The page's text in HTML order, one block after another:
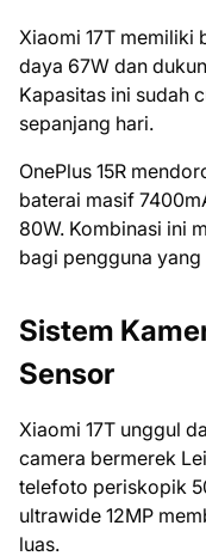
Xiaomi 17T memiliki
daya 67W dan
Kapasitas ini sudah
sepanjang hari.
OnePlus 15R
baterai masif
80W. Kombinasi ini
bagi pengguna
Sistem
Sensor
Xiaomi 17T unggul
camera bermerek
telefoto periskopik
ultrawide 12MP
luas.